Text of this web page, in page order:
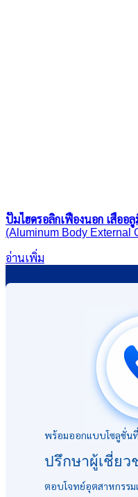
ปั๊มไฮดรอลิกเฟืองนอก เสื้ออ
(Aluminum Body External
อ่านเพิ่ม
พร้อมออกแบบโซลูชั่น
ปรึกษาผู้เชี่ยว
ตอบโจทย์อุตสาหกรรม